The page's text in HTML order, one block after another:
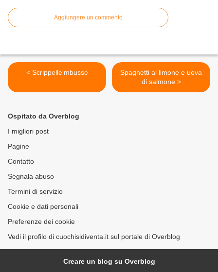
Aggiungere un commento
< Scrippelle'mbusse
Spaghetti al limone e uova
di salmone >
Ospitato da Overblog
I migliori post
Pagine
Contatto
Segnala abuso
Termini di servizio
Cookie e dati personali
Preferenze dei cookie
Vedi il profilo di cuochisidiventa.it sul portale di Overblog
Creare un blog su Overblog